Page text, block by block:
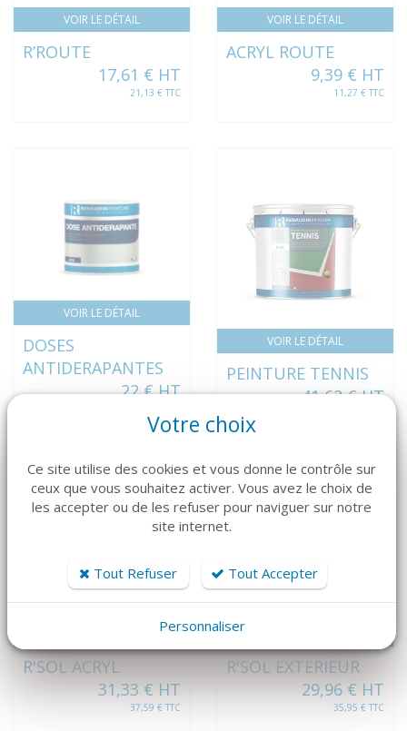
VOIR LE DÉTAIL
R’ROUTE
17,61 € HT
21,13 € TTC
VOIR LE DÉTAIL
ACRYL ROUTE
9,39 € HT
11,27 € TTC
VOIR LE DÉTAIL
DOSES
ANTIDERAPANTES
22 € HT
VOIR LE DÉTAIL
PEINTURE TENNIS
41,62 € HT
NOUVEAUTÉ
R'SOL ACRYL
31,33 € HT
37,59 € TTC
R'SOL EXTERIEUR
29,96 € HT
35,95 € TTC
Votre choix
Ce site utilise des cookies et vous donne le contrôle sur
ceux que vous souhaitez activer. Vous avez le choix de
les accepter ou de les refuser pour naviguer sur notre
site internet.
Tout Refuser Tout Accepter
Personnaliser